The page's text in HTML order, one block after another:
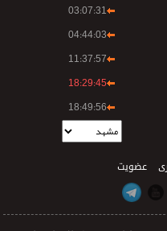
03:07:31
04:44:03
11:37:57
18:29:45
18:49:56
عضویت